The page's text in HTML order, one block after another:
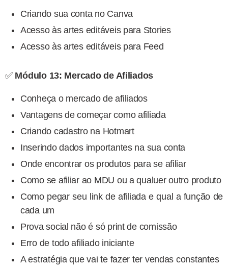
Criando sua conta no Canva
Acesso às artes editáveis para Stories
Acesso às artes editáveis para Feed
✅ Módulo 13: Mercado de Afiliados
Conheça o mercado de afiliados
Vantagens de começar como afiliada
Criando cadastro na Hotmart
Inserindo dados importantes na sua conta
Onde encontrar os produtos para se afiliar
Como se afiliar ao MDU ou a qualuer outro produto
Como pegar seu link de afiliada e qual a função de
cada um
Prova social não é só print de comissão
Erro de todo afiliado iniciante
A estratégia que vai te fazer ter vendas constantes